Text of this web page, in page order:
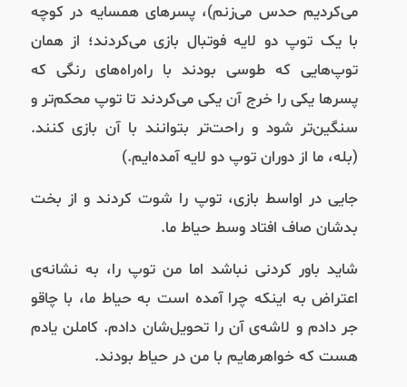
می‌کردیم حدس می‌زنم)، پسرهای همسایه در کوچه
با یک توپ دو لایه فوتبال بازی می‌کردند؛ از همان
توپ‌هایی که طوسی بودند با راه‌راه‌های رنگی که
پسرها یکی را خرج آن یکی می‌کردند تا توپ محکم‌تر و
سنگین‌تر شود و راحت‌تر بتوانند با آن بازی کنند.
(بله، ما از دوران توپ دو لایه آمده‌ایم.)
جایی در اواسط بازی، توپ را شوت کردند و از بخت
بدشان صاف افتاد وسط حیاط ما.
شاید باور کردنی نباشد اما من توپ را، به نشانه‌ی
اعتراض به اینکه چرا آمده است به حیاط ما، با چاقو
جر دادم و لاشه‌ی آن را تحویل‌شان دادم. کاملن یادم
هست که خواهرهایم با من در حیاط بودند.